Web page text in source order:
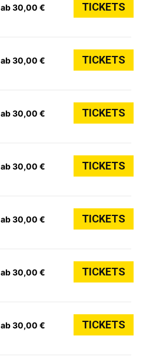
ab 30,00 € TICKETS
ab 30,00 € TICKETS
ab 30,00 € TICKETS
ab 30,00 € TICKETS
ab 30,00 € TICKETS
ab 30,00 € TICKETS
ab 30,00 € TICKETS